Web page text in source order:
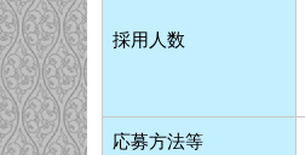
採用人数
応募方法等